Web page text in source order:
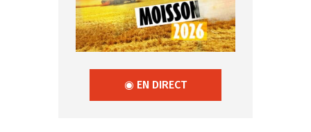
◉ EN DIRECT